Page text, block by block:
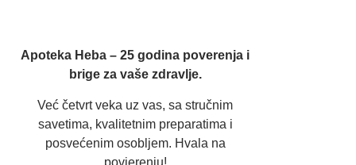
Apoteka Heba – 25 godina poverenja i
brige za vaše zdravlje.
Već četvrt veka uz vas, sa stručnim
savetima, kvalitetnim preparatima i
posvećenim osobljem. Hvala na
povjerenju!